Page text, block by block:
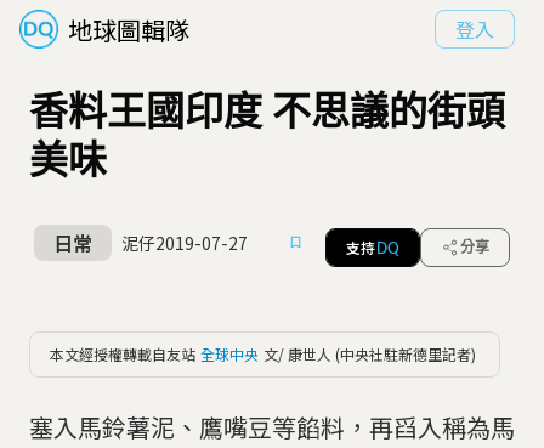
地球圖輯隊 登入
香料王國印度 不思議的街頭
美味
日常 泥仔2019-07-27 支持 DQ 分享
本文經授權轉載自友站 全球中央 文/ 康世人 (中央社駐新德里記者)
塞入馬鈴薯泥、鷹嘴豆等餡料，再舀入稱為馬